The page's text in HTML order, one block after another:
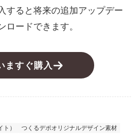
すると将来の追加アップデー
ロードできます。
ますぐ購入
）
つくるデポオリジナルデザイン素材